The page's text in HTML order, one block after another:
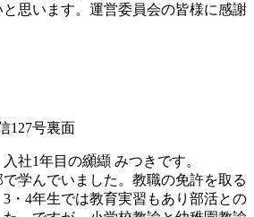
思います。運営委員会の皆様に感謝
社1年目の纐纈 みつきです。
学んでいました。教職の免許を取る
・4年生では教育実習もあり部活との